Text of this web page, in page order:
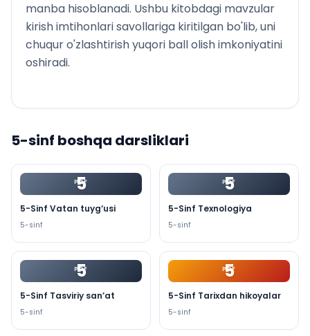
manba hisoblanadi. Ushbu kitobdagi mavzular
kirish imtihonlari savollariga kiritilgan bo'lib, uni
chuqur o'zlashtirish yuqori ball olish imkoniyatini
oshiradi.
5-sinf boshqa darsliklari
5
PDF
5-Sinf Vatan tuyg‘usi
5-sinf
5
PDF
5-Sinf Texnologiya
5-sinf
5
PDF
5-Sinf Tasviriy san’at
5-sinf
5
PDF
5-Sinf Tarixdan hikoyalar
5-sinf